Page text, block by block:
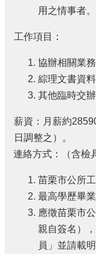
用之情事者。
工作項目：
協辦相關業務
綜理文書資
其他臨時交辦
薪資：月薪約
日調整之）。
連絡方式：（含檢
苗栗市公所
最高學歷畢
應徵苗栗市
親自簽名）
員」並請載